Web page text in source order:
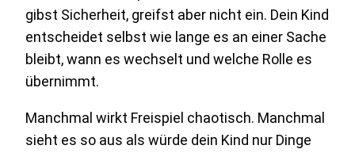
gibst Sicherheit, greifst aber nicht ein. Dein Kind
entscheidet selbst wie lange es an einer Sache
bleibt, wann es wechselt und welche Rolle es
übernimmt.
Manchmal wirkt Freispiel chaotisch. Manchmal
sieht es so aus als würde dein Kind nur Dinge